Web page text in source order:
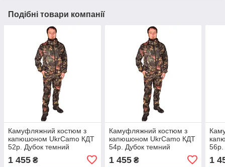
Подібні товари компанії
Камуфляжний костюм з
капюшоном UkrCamo КДТ
52р. Дубок темний
1 455 ₴
Камуфляжний костюм з
капюшоном UkrCamo КДТ
54р. Дубок темний
1 455₴
56р.
1